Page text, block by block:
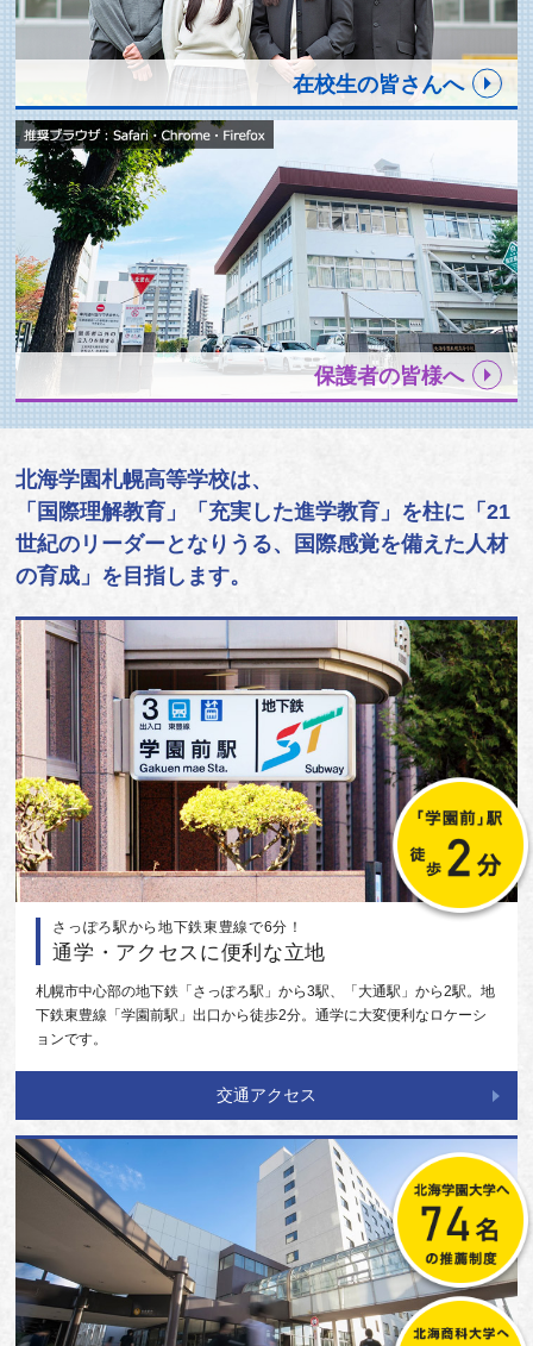
在校生の皆さんへ
保護者の皆様へ
北海学園札幌高等学校は、
「国際理解教育」「充実した進学教育」を柱に「21
世紀のリーダーとなりうる、国際感覚を備えた人材
の育成」を目指します。
さっぽろ駅から地下鉄東豊線で6分！
通学・アクセスに便利な立地
札幌市中心部の地下鉄「さっぽろ駅」から3駅、「大通駅」から2駅。地
下鉄東豊線「学園前駅」出口から徒歩2分。通学に大変便利なロケーシ
ョンです。
交通アクセス